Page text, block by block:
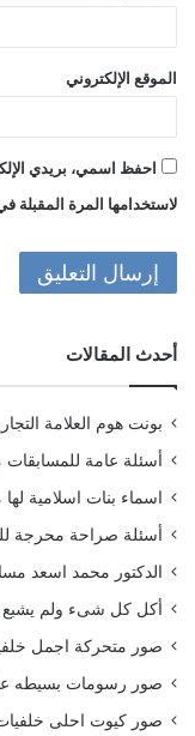
الموقع الإلكتروني
احفظ اسمي، بريدي
لاستخدامها المرة المقبلة
أحدث المقالات
بونت هوم العلامة
أسئلة عامة للمسابقات مع
اسماء بنات اسلامية
أسئلة صراحة محرجة
الدكتور محمد اسعد
أكل كل شىء ولم يشبع
صور متحركة اجمل
صور رسومات بسيطه
صور كيوت احلى